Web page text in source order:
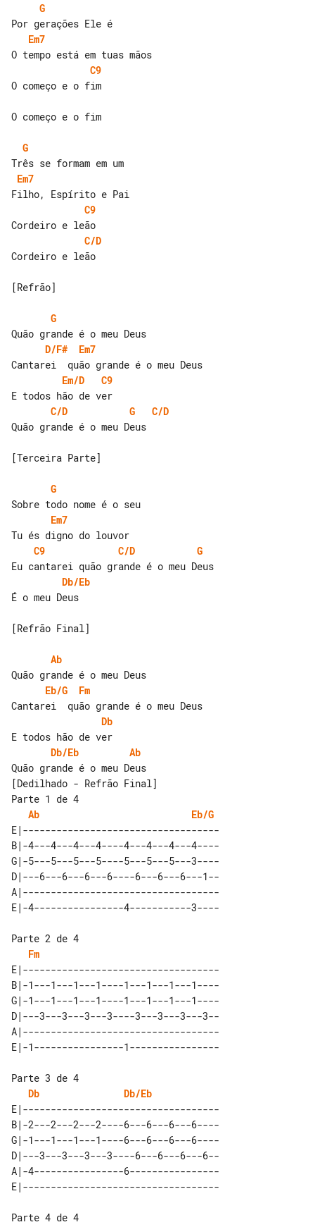
G
Em7
C9
O começo e o fim
O começo e o fim
G
Em7
C9
C/D
Cordeiro e leão
[Refrão]
G
D/F#
Em7
Em/D
C9
C/D
G
C/D
Quão grande é o meu Deus
[Terceira Parte]
G
Em7
C9
C/D
G
Db/Eb
É o meu Deus
[Refrão Final]
Ab
Eb/G
Fm
Db
Db/Eb
Ab
[Dedilhado - Refrão Final]
Parte 1 de 4
Ab
Eb/G
E|-----------------------------------
B|-4---4---4---4----4---4---4---4----
G|-5---5---5---5----5---5---5---3----
D|---6---6---6---6----6---6---6---1--
A|-----------------------------------
Parte 2 de 4
Fm
E|-----------------------------------
B|-1---1---1---1----1---1---1---1----
G|-1---1---1---1----1---1---1---1----
D|---3---3---3---3----3---3---3---3--
A|-----------------------------------
Parte 3 de 4
Db
Db/Eb
E|-----------------------------------
B|-2---2---2---2----6---6---6---6----
G|-1---1---1---1----6---6---6---6----
D|---3---3---3---3----6---6---6---6--
A|-4----------------6----------------
Parte 4 de 4